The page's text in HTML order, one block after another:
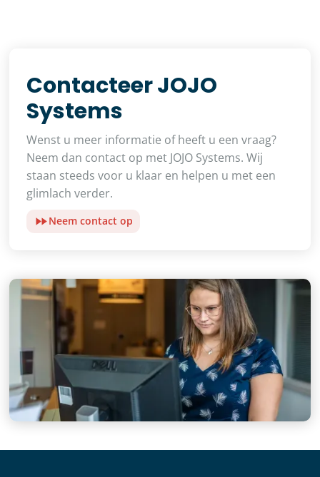
Contacteer JOJO
Systems
Wenst u meer informatie of heeft u een vraag?
Neem dan contact op met JOJO Systems. Wij
staan steeds voor u klaar en helpen u met een
glimlach verder.
Neem contact op